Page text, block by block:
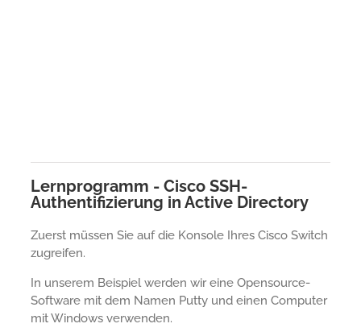
Lernprogramm - Cisco SSH-
Authentifizierung in Active Directory
Zuerst müssen Sie auf die Konsole Ihres Cisco Switch
zugreifen.
In unserem Beispiel werden wir eine Opensource-
Software mit dem Namen Putty und einen Computer
mit Windows verwenden.